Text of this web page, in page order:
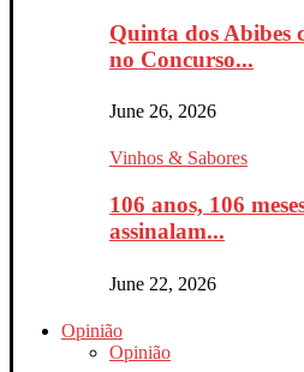
Quinta dos Abibes
no Concurso...
June 26, 2026
Vinhos & Sabores
106 anos, 106
assinalam...
June 22, 2026
Opinião
Opinião